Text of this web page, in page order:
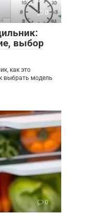
0
выбор
как это
выбрать модель
0